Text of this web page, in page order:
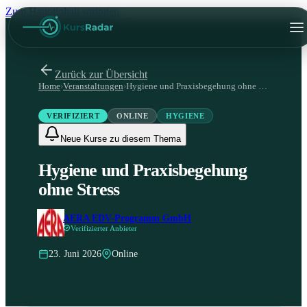
Zum Hauptinhalt springen
Zurück zur Übersicht
Home›Veranstaltungen› Hygiene und Praxisbegehung ohne Stress
VERIFIZIERT ONLINE HYGIENE
Neue Kurse zu diesem Thema
Hygiene und Praxisbegehung
ohne Stress
AERA EDV-Programm GmbH
Verifizierter Anbieter
23. Juni 2026 Online